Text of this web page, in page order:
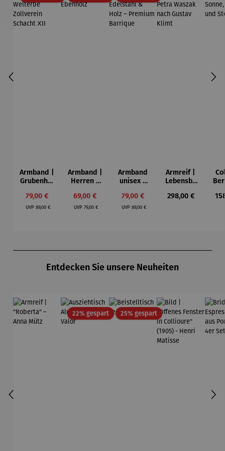
Armband |
Grubenhol
Welterbe
Zollverein
Verkaufspreis:
79,00 €
UVPRegulärer Preis:
89,00 €
Armband |
Herren –
Ebenholz
Verkaufspreis:
69,00 €
UVPRegulärer Preis:
79,00 €
Armband
unisex |
& Holz –
Premium
Verkaufspreis:
79,00 €
UVP Regulärer Preis:
89,00 €
Armreif |
Lebensba
Petra
Regulärer Preis:
298,00 €
Entdecken Sie unsere Neuheiten
22% gespartRabatt25% gespartRabatt